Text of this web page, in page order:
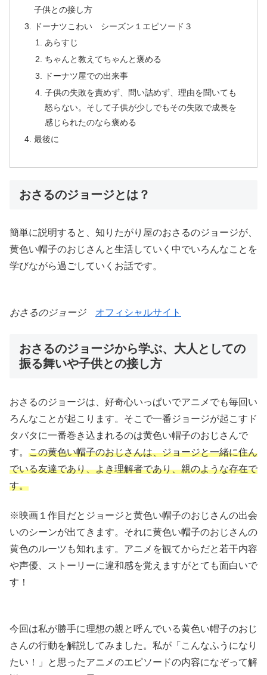
子供との接し方
ドーナツこわい シーズン１エピソード３
あらすじ
ちゃんと教えてちゃんと褒める
ドーナツ屋での出来事
子供の失敗を責めず、問い詰めず、理由を聞いても
怒らない。そして子供が少しでもその失敗で成長を
感じられたのなら褒める
最後に
おさるのジョージとは？
簡単に説明すると、知りたがり屋のおさるのジョージが、
黄色い帽子のおじさんと生活していく中でいろんなことを
学びながら過ごしていくお話です。
おさるのジョージ オフィシャルサイト
おさるのジョージから学ぶ、大人としての
振る舞いや子供との接し方
おさるのジョージは、好奇心いっぱいでアニメでも毎回い
ろんなことが起こります。そこで一番ジョージが起こすド
タバタに一番巻き込まれるのは黄色い帽子のおじさんで
す。 この黄色い帽子のおじさんは、ジョージと一緒に住ん
でいる友達であり、よき理解者であり、親のような存在で
す。
※映画１作目だとジョージと黄色い帽子のおじさんの出会
いのシーンが出てきます。それに黄色い帽子のおじさんの
黄色のルーツも知れます。アニメを観てからだと若干内容
や声優、ストーリーに違和感を覚えますがとても面白いで
す！
今回は私が勝手に理想の親と呼んでいる黄色い帽子のおじ
さんの行動を解説してみました。私が「こんなふうになり
たい！」と思ったアニメのエピソードの内容になぞって解